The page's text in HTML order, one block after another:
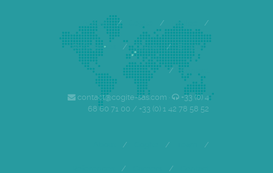
Accueil / / Equipe /
Références / Clients / Emploi
/ Contact
contact@cogite-sas.com ·
+33 (0) 4
68 60 71 00 / +33 (0) 1 42 78 58 52
/ / /
/ /